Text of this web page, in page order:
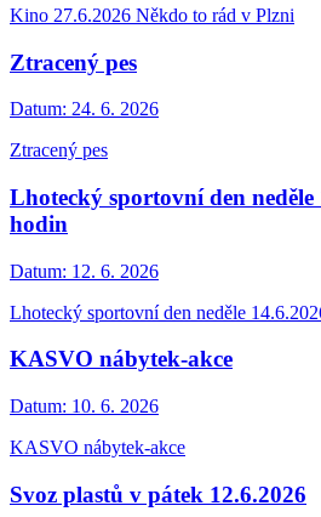
Kino 27.6.2026 Někdo to rád v Plzni
Ztracený pes
Datum: 24. 6. 2026
Ztracený pes
Lhotecký sportovní den neděle
hodin
Datum: 12. 6. 2026
Lhotecký sportovní den neděle
KASVO nábytek-akce
Datum: 10. 6. 2026
KASVO nábytek-akce
Svoz plastů v pátek 12.6.2026